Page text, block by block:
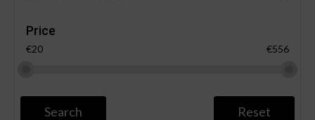
Price
€20 €556
Search Reset